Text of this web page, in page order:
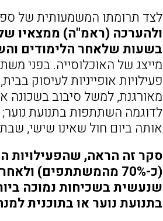
לצד תרומתו המשמעותית של
ולהערכה (ראמ"ה) ממצאיו
בשעות שלאחר הלימודים
פעילויות אופייניות לעיסוק
מאורגנת, למשל סיבוב בשכונה
לדוגמה השתתפות בתנועת
אותה ביום חול שאינו שישי, שבת
סקר זה הראה, שהפעילויות
שנעשית בשכיחות נמוכה
בתנועת נוער או בתוכנית